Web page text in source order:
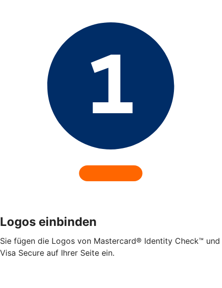
Logos einbinden
Sie fügen die Logos von Mastercard® Identity Check™ und
Visa Secure auf Ihrer Seite ein.